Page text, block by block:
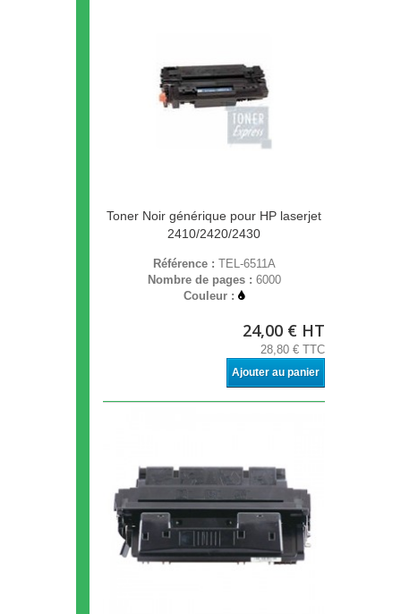
Toner Noir générique pour HP laserjet
2410/2420/2430
Référence : TEL-6511A
Nombre de pages : 6000
Couleur :
24,00 € HT
28,80 € TTC
Ajouter au panier